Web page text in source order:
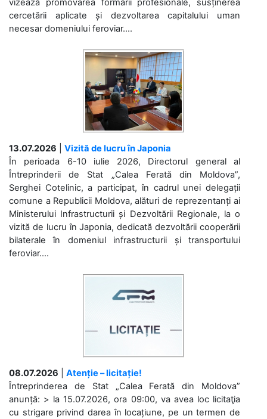
vizează promovarea formării profesionale, susținerea
cercetării aplicate și dezvoltarea capitalului uman
necesar domeniului feroviar....
13.07.2026
Vizită de lucru în Japonia
În perioada 6-10 iulie 2026, Directorul general al
Întreprinderii de Stat „Calea Ferată din Moldova”,
Serghei Cotelinic, a participat, în cadrul unei delegații
comune a Republicii Moldova, alături de reprezentanți ai
Ministerului Infrastructurii și Dezvoltării Regionale, la o
vizită de lucru în Japonia, dedicată dezvoltării cooperării
bilaterale în domeniul infrastructurii și transportului
feroviar....
08.07.2026
Atenție – licitație!
Întreprinderea de Stat „Calea Ferată din Moldova”
anunță: > la 15.07.2026, ora 09:00, va avea loc licitaţia
cu strigare privind darea în locațiune, pe un termen de